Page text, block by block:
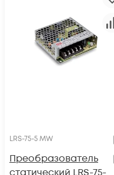
LRS-75-5 MW
Преобразователь